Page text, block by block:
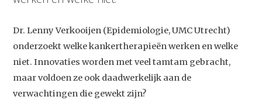
Dr. Lenny Verkooijen (Epidemiologie, UMC Utrecht)
onderzoekt welke kankertherapieën werken en welke
niet. Innovaties worden met veel tamtam gebracht,
maar voldoen ze ook daadwerkelijk aan de
verwachtingen die gewekt zijn?